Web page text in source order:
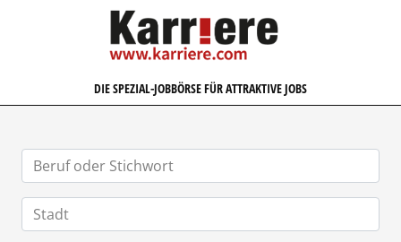
KARRIERE.COM
DIE SPEZIAL-JOBBÖRSE FÜR ATTRAKTIVE JOBS